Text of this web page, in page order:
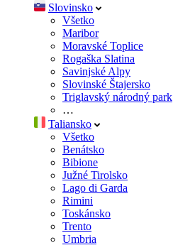
Slovinsko
Všetko
Maribor
Moravské Toplice
Rogaška Slatina
Savinjské Alpy
Slovinské Štajersko
Triglavský národný park
…
Taliansko
Všetko
Benátsko
Bibione
Južné Tirolsko
Lago di Garda
Rimini
Toskánsko
Trento
Umbria